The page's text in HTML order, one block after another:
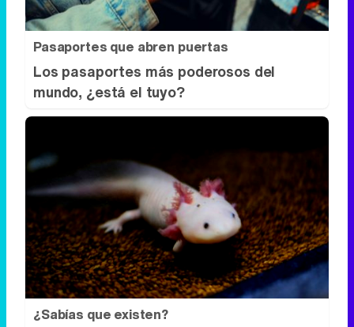
Pasaportes que abren puertas
Los pasaportes más poderosos del
mundo, ¿está el tuyo?
¿Sabías que existen?